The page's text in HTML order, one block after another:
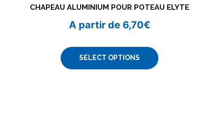
CHAPEAU ALUMINIUM POUR POTEAU ELYTE
A partir de 6,70€
SELECT OPTIONS